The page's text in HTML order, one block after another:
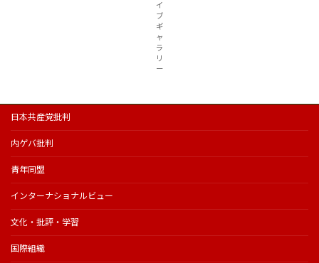
イ
ブ
ギ
ャ
ラ
リ
ー
日本共産党批判
内ゲバ批判
青年同盟
インターナショナルビュー
文化・批評・学習
国際組織